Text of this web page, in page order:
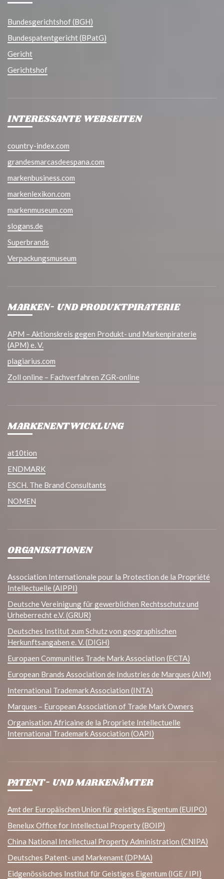
Bundesgerichtshof (BGH)
Bundespatentgericht (BPatG)
Gericht
Gerichtshof
INTERESSANTE WEBSEITEN
country-index.com
grandesmarcasdeespana.com
markenbusiness.com
markenlexikon.com
markenmuseum.com
slogans.de
Superbrands
Verpackungsmuseum
MARKEN- UND PRODUKTPIRATERIE
APM – Aktionskreis gegen Produkt- und Markenpiraterie
(APM) e. V.
plagiarius.com
Zoll online – Fachverfahren ZGR-online
MARKENENTWICKLUNG
at10tion
ENDMARK
ESCH. The Brand Consultants
NOMEN
ORGANISATIONEN
Association Internationale pour la Protection de la Propriété
Intellectuelle (AIPPI)
Deutsche Vereinigung für gewerblichen Rechtsschutz und
Urheberrecht e.V. (GRUR)
Deutsches Institut zum Schutz von geographischen
Herkunftsangaben e. V. (DIGH)
Europaen Communities Trade Mark Association (ECTA)
European Brands Association de Industries de Marques (AIM)
International Trademark Association (INTA)
Marques – European Association of Trade Mark Owners
Organisation Africaine de la Propriete Intellectuelle
International Trademark Association (OAPI)
PATENT- UND MARKENÄMTER
Amt der Europäischen Union für geistiges Eigentum (EUIPO)
Benelux Office for Intellectual Property (BOIP)
China National Intellectual Property Administration (CNIPA)
Deutsches Patent- und Markenamt (DPMA)
Eidgenössisches Institut für Geistiges Eigentum (IGE / IPI)